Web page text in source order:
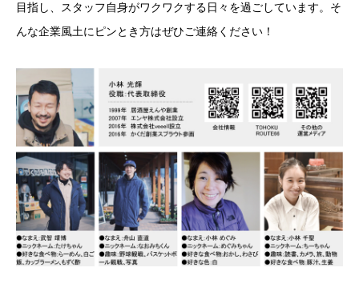
目指し、スタッフ自身がワクワクする日々を過ごしています。そ
んな企業風土にピンとき方はぜひご連絡ください！